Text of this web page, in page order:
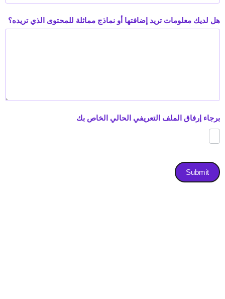
هل لديك معلومات تريد إضافتها أو نماذج مماثلة للمحتوى الذي تريده؟
برجاء إرفاق الملف التعريفي الحالي الخاص بك
Submit